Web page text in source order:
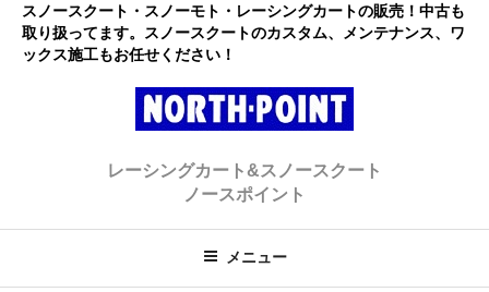
プ
スノースクート・スノーモト・レーシングカートの販売！中古も
取り扱ってます。スノースクートのカスタム、メンテナンス、ワ
ックス施工もお任せください！
ト ノースポイント
レーシングカート&スノースクート
ノースポイント
メニュー